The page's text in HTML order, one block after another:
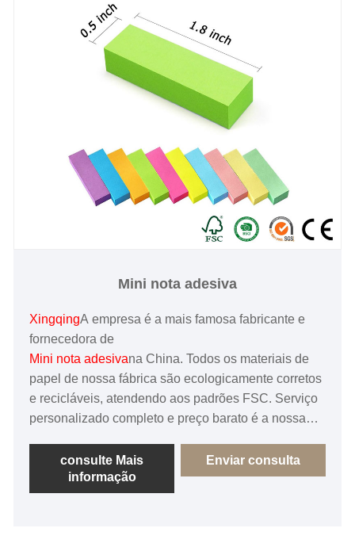
Mini nota adesiva
XingqingA empresa é a mais famosa fabricante e
fornecedora de
Mini nota adesivana China. Todos os materiais de
papel de nossa fábrica são ecologicamente corretos
e recicláveis, atendendo aos padrões FSC. Serviço
personalizado completo e preço barato é a nossa
satisfação!
consulte Mais
informação
Enviar consulta